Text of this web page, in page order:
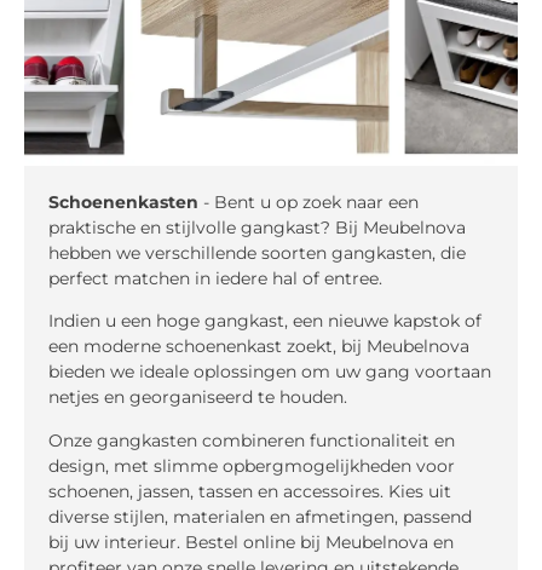
Schoenenkasten - Bent u op zoek naar een
praktische en stijlvolle gangkast? Bij Meubelnova
hebben we verschillende soorten gangkasten, die
perfect matchen in iedere hal of entree.
Indien u een hoge gangkast, een nieuwe kapstok of
een moderne schoenenkast zoekt, bij Meubelnova
bieden we ideale oplossingen om uw gang voortaan
netjes en georganiseerd te houden.
Onze gangkasten combineren functionaliteit en
design, met slimme opbergmogelijkheden voor
schoenen, jassen, tassen en accessoires. Kies uit
diverse stijlen, materialen en afmetingen, passend
bij uw interieur. Bestel online bij Meubelnova en